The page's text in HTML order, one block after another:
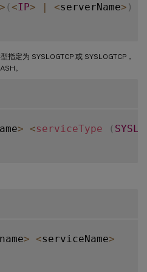
> ( <IP> | <serverName> )
定为 SYSLOGTCP 或 SYSLOGTCP，
。
> <serviceType (
name> <serviceName>